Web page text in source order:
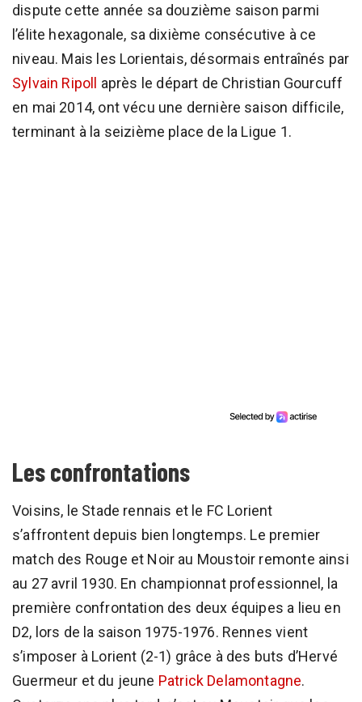
dispute cette année sa douzième saison parmi
l’élite hexagonale, sa dixième consécutive à ce
niveau. Mais les Lorientais, désormais entraînés par
Sylvain Ripoll après le départ de Christian Gourcuff
en mai 2014, ont vécu une dernière saison difficile,
terminant à la seizième place de la Ligue 1.
Les confrontations
Voisins, le Stade rennais et le FC Lorient
s’affrontent depuis bien longtemps. Le premier
match des Rouge et Noir au Moustoir remonte ainsi
au 27 avril 1930. En championnat professionnel, la
première confrontation des deux équipes a lieu en
D2, lors de la saison 1975-1976. Rennes vient
s’imposer à Lorient (2-1) grâce à des buts d’Hervé
Guermeur et du jeune Patrick Delamontagne.